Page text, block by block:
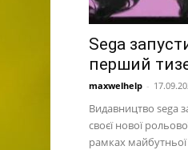
Sega
перший
maxwelhelp -
Видавництво sega
своєї нової
рамках